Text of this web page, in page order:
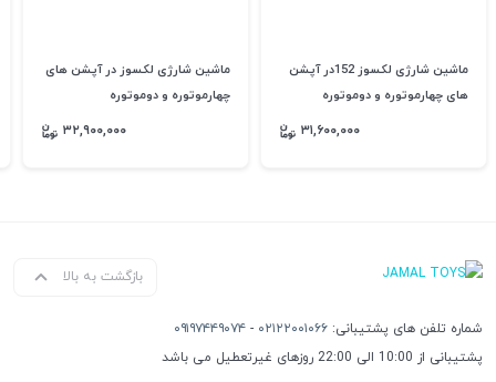
ماشین شارژی لکسوز 152در آپشن
های چهارموتوره و دوموتوره
۳۱,۶۰۰,۰۰۰
ماشین شارژی لکسوز در آپشن های
چهارموتوره و دوموتوره
۳۲,۹۰۰,۰۰۰
بازگشت به بالا
شماره تلفن های پشتیبانی: ۰۲۱۲۲۰۰۱۰۶۶ - ۰۹۱۹۷۴۴۹۰۷۴
پشتیبانی از 10:00 الی 22:00 روزهای غیرتعطیل می باشد